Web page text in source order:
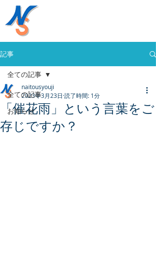
記事
全ての記事
お知らせ
全ての記事
「催花雨」という言葉をご
存じですか？
naitousyouji
2023年3月23日 読了時間: 1分